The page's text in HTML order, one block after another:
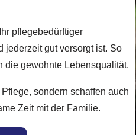
pflegebedürftiger
jederzeit gut versorgt ist. So
die gewohnte Lebensqualität.
sondern schaffen auch
Zeit mit der Familie.